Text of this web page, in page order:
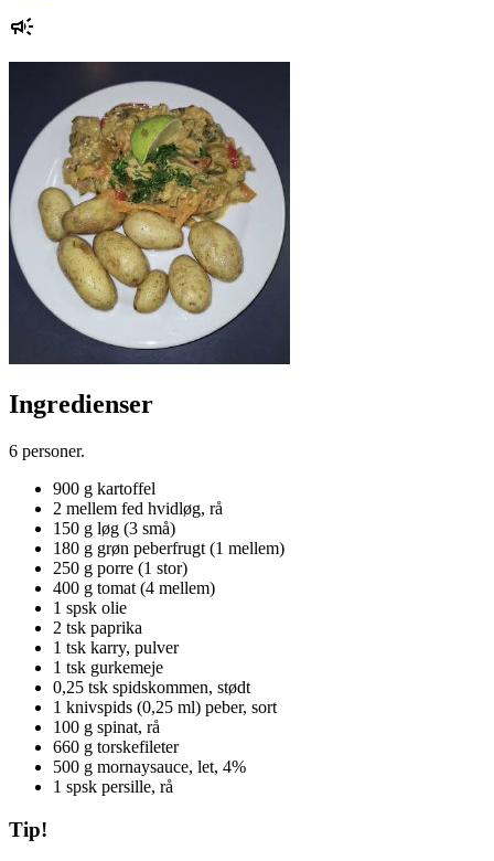
Ingredienser
6 personer.
900 g kartoffel
2 mellem fed hvidløg, rå
150 g løg (3 små)
180 g grøn peberfrugt (1 mellem)
250 g porre (1 stor)
400 g tomat (4 mellem)
1 spsk olie
2 tsk paprika
1 tsk karry, pulver
1 tsk gurkemeje
0,25 tsk spidskommen, stødt
1 knivspids (0,25 ml) peber, sort
100 g spinat, rå
660 g torskefileter
500 g mornaysauce, let, 4%
1 spsk persille, rå
Tip!